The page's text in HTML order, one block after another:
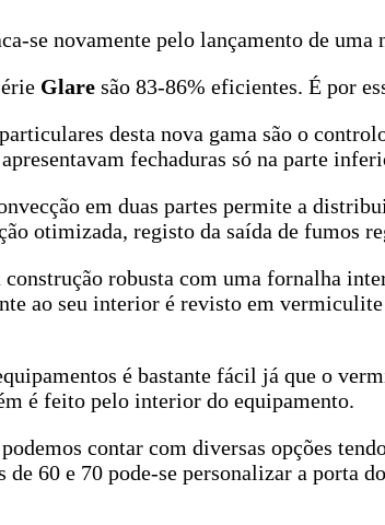
se novamente pelo lançamento de
Glare são 83-86% eficientes. É por
desta nova gama são o
fechaduras só na parte
em duas partes permite a
otimizada, registo da saída de fumos
construção robusta com uma fornalha
ao seu interior é revisto em
é bastante fácil já que o
é feito pelo interior do equipamento.
contar com diversas opções
de 60 e 70 pode-se personalizar a porta